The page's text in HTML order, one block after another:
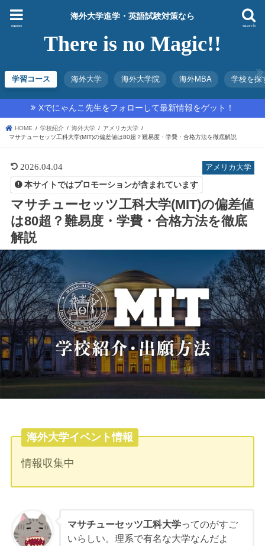
海外大学進学・英語試験対策なら
There is no Magic!!
search
menu
学習コース 海外大学 海外大学院 海外MBA 学校を探
Xでにゃんこ先生をフォローして最新情報をゲット！
HOME 学校紹介 海外大学
アメリカ大学
マサチューセッツ工科大学(MIT)の偏差値は80超？難易度・学費・合格方法を徹底解説
アメリカ大学
2026.04.04
本サイトではプロモーションが含まれています
マサチューセッツ工科大学(MIT)の偏差値
は80超？難易度・学費・合格方法を徹底
解説
海外大学イベント情報
情報収集中
マサチューセッツ工科大学ってのがすご
いらしい。理系で有名な大学なんだよ